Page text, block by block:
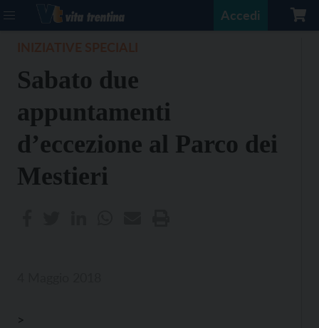
Accedi
Sabato due
appuntamenti
d’eccezione al Parco dei
Mestieri
>